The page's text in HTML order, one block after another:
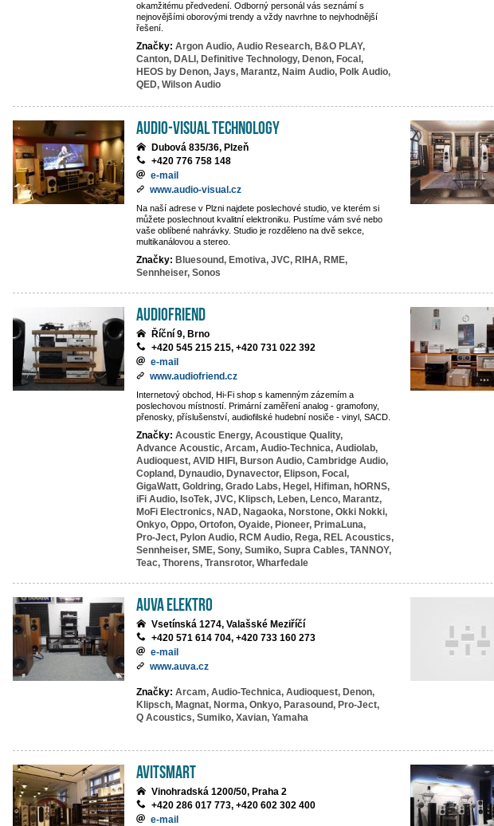
okamžitému předvedení. Odborný personál vás seznámí s
nejnovějšími oborovými trendy a vždy navrhne to nejvhodnější
řešení.
Značky: Argon Audio, Audio Research, B&O PLAY,
Canton, DALI, Definitive Technology, Denon, Focal,
HEOS by Denon, Jays, Marantz, Naim Audio, Polk Audio,
QED, Wilson Audio
AUDIO-VISUAL TECHNOLOGY
Dubová 835/36, Plzeň
+420 776 758 148
e-mail
www.audio-visual.cz
Na naší adrese v Plzni najdete poslechové studio, ve kterém si
můžete poslechnout kvalitní elektroniku. Pustíme vám své nebo
vaše oblíbené nahrávky. Studio je rozděleno na dvě sekce,
multikanálovou a stereo.
Značky: Bluesound, Emotiva, JVC, RIHA, RME,
Sennheiser, Sonos
Audiofriend
Říční 9, Brno
+420 545 215 215, +420 731 022 392
e-mail
www.audiofriend.cz
Internetový obchod, Hi-Fi shop s kamenným zázemím a
poslechovou místností. Primární zaměření analog - gramofony,
přenosky, příslušenství, audiofilské hudební nosiče - vinyl, SACD.
Značky: Acoustic Energy, Acoustique Quality,
Advance Acoustic, Arcam, Audio-Technica, Audiolab,
Audioquest, AVID HIFI, Burson Audio, Cambridge Audio,
Copland, Dynaudio, Dynavector, Elipson, Focal,
GigaWatt, Goldring, Grado Labs, Hegel, Hifiman, hORNS,
iFi Audio, IsoTek, JVC, Klipsch, Leben, Lenco, Marantz,
MoFi Electronics, NAD, Nagaoka, Norstone, Okki Nokki,
Onkyo, Oppo, Ortofon, Oyaide, Pioneer, PrimaLuna,
Pro-Ject, Pylon Audio, RCM Audio, Rega, REL Acoustics,
Sennheiser, SME, Sony, Sumiko, Supra Cables, TANNOY,
Teac, Thorens, Transrotor, Wharfedale
AuVa elektro
Vsetínská 1274, Valašské Meziříčí
+420 571 614 704, +420 733 160 273
e-mail
www.auva.cz
Značky: Arcam, Audio-Technica, Audioquest, Denon,
Klipsch, Magnat, Norma, Onkyo, Parasound, Pro-Ject,
Q Acoustics, Sumiko, Xavian, Yamaha
Avitsmart
Vinohradská 1200/50, Praha 2
+420 286 017 773, +420 602 302 400
e-mail